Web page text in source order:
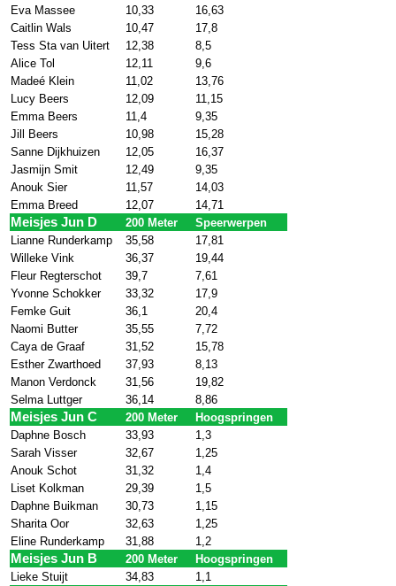
Eva Massee
10,33
16,63
Caitlin Wals
10,47
17,8
Tess Sta van Uitert
12,38
8,5
Alice Tol
12,11
9,6
Madeé Klein
11,02
13,76
Lucy Beers
12,09
11,15
Emma Beers
11,4
9,35
Jill Beers
10,98
15,28
Sanne Dijkhuizen
12,05
16,37
Jasmijn Smit
12,49
9,35
Anouk Sier
11,57
14,03
Emma Breed
12,07 14,71
Meisjes Jun D 200 Meter
Speerwerpen
Lianne Runderkamp
35,58
17,81
Willeke Vink
36,37
19,44
Fleur Regterschot
39,7
7,61
Yvonne Schokker
33,32
17,9
Femke Guit
36,1
20,4
Naomi Butter
35,55
7,72
Caya de Graaf
31,52
15,78
Esther Zwarthoed
37,93
8,13
Manon Verdonck
31,56
19,82
Selma Luttger
36,14 8,86
Meisjes Jun C 200 Meter
Hoogspringen
Daphne Bosch
33,93
1,3
Sarah Visser
32,67
1,25
Anouk Schot
31,32
1,4
Liset Kolkman
29,39
1,5
Daphne Buikman
30,73
1,15
Sharita Oor
32,63
1,25
Eline Runderkamp
31,88 1,2
Meisjes Jun B 200 Meter
Hoogspringen
Lieke Stuijt
34,83 1,1